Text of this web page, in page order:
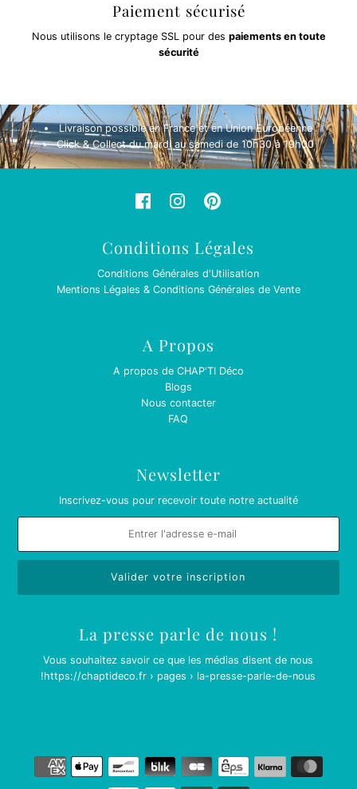
Paiement sécurisé
Nous utilisons le cryptage SSL pour des paiements en toute
sécurité
Livraison possible en France et en Union Européenne
Click & Collect du mardi au samedi de 10h30 à 19h00
Conditions Légales
Conditions Générales d'Utilisation
Mentions Légales & Conditions Générales de Vente
A Propos
A propos de CHAP'TI Déco
Blogs
Nous contacter
FAQ
Newsletter
Inscrivez-vous pour recevoir toute notre actualité
La presse parle de nous !
Vous souhaitez savoir ce que les médias disent de nous
!https://chaptideco.fr › pages › la-presse-parle-de-nous